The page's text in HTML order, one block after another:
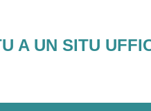
A UN SITU